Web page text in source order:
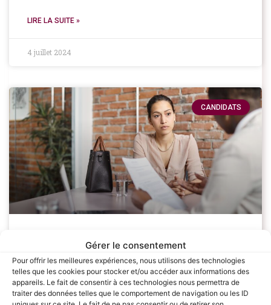
Gérer le consentement
Pour offrir les meilleures expériences, nous utilisons des technologies
telles que les cookies pour stocker et/ou accéder aux informations des
appareils. Le fait de consentir à ces technologies nous permettra de
traiter des données telles que le comportement de navigation ou les ID
LIRE LA SUITE »
4 juillet 2024
CANDIDATS
Les étapes clés pour réussir sa
négociation salariale : Guide complet
pour les candidats